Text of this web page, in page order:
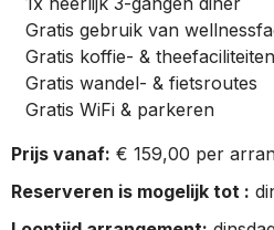
Gratis gebruik van
Gratis koffie- &
Gratis wandel- & fietsroutes
Gratis WiFi & parkeren
Prijs vanaf: € 159,00 per
Reserveren is mogelijk tot :